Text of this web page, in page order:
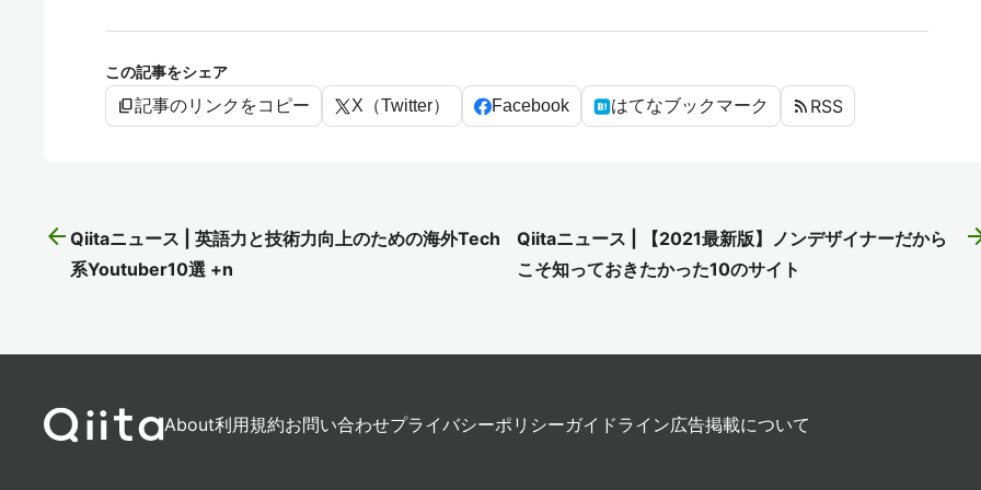
この記事をシェア
content_copy記事のリンクをコピー X（Twitter） Facebook はてなブックマーク rss_feed RSS
arrow_back Qiitaニュース | 英語力と技術力向上のための海外Tech
系Youtuber10選 +n
Qiitaニュース | 【2021最新版】ノンデザイナーだから
こそ知っておきたかった10のサイト
About利用規約お問い合わせプライバシーポリシーガイドライン広告掲載について